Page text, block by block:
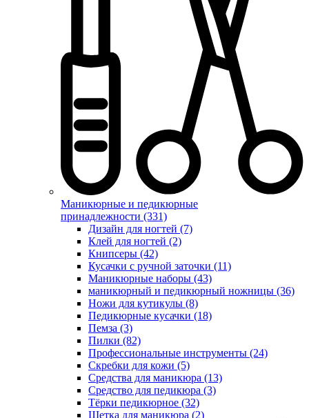
Маникюрные и педикюрные
принадлежности (331)
Дизайн для ногтей (7)
Клей для ногтей (2)
Книпсеры (42)
Кусачки с ручной заточки (11)
Маникюрные наборы (43)
маникюрный и педикюрный ножницы (36)
Ножи для кутикулы (8)
Педикюрные кусачки (18)
Пемза (3)
Пилки (82)
Профессиональные инструменты (24)
Скребки для кожи (5)
Средства для маникюра (13)
Средство для педикюра (3)
Тёрки педикюрное (32)
Щетка для маникюра (2)